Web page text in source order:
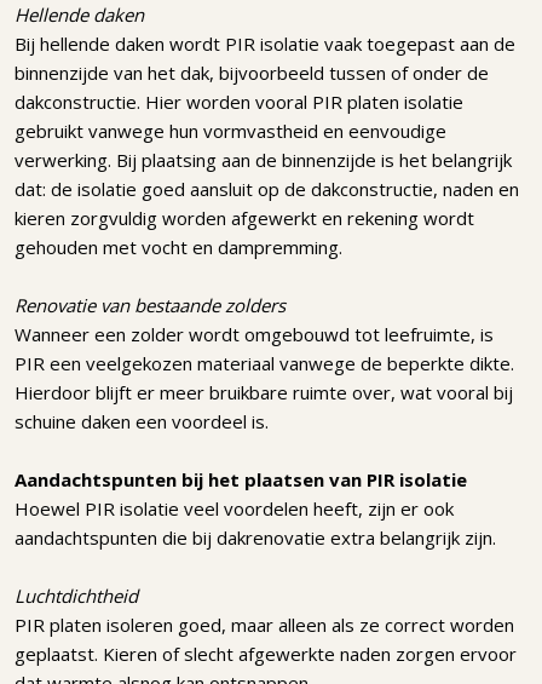
Hellende daken
Bij hellende daken wordt PIR isolatie vaak toegepast aan de
binnenzijde van het dak, bijvoorbeeld tussen of onder de
dakconstructie. Hier worden vooral PIR platen isolatie
gebruikt vanwege hun vormvastheid en eenvoudige
verwerking. Bij plaatsing aan de binnenzijde is het belangrijk
dat: de isolatie goed aansluit op de dakconstructie, naden en
kieren zorgvuldig worden afgewerkt en rekening wordt
gehouden met vocht en dampremming.
Renovatie van bestaande zolders
Wanneer een zolder wordt omgebouwd tot leefruimte, is
PIR een veelgekozen materiaal vanwege de beperkte dikte.
Hierdoor blijft er meer bruikbare ruimte over, wat vooral bij
schuine daken een voordeel is.
Aandachtspunten bij het plaatsen van PIR isolatie
Hoewel PIR isolatie veel voordelen heeft, zijn er ook
aandachtspunten die bij dakrenovatie extra belangrijk zijn.
Luchtdichtheid
PIR platen isoleren goed, maar alleen als ze correct worden
geplaatst. Kieren of slecht afgewerkte naden zorgen ervoor